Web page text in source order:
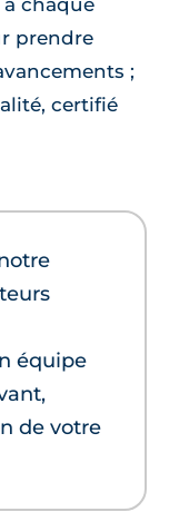
chaque
prendre
;
certifié
équipe
de votre